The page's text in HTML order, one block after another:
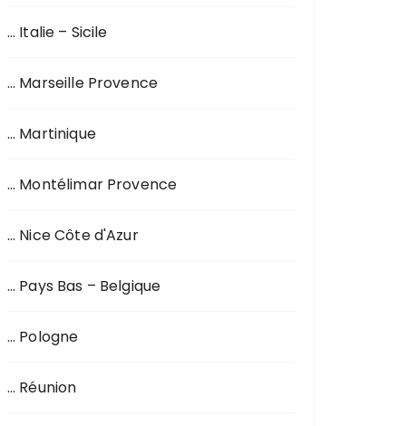
… Italie – Sicile
… Marseille Provence
… Martinique
… Montélimar Provence
… Nice Côte d'Azur
… Pays Bas – Belgique
… Pologne
… Réunion